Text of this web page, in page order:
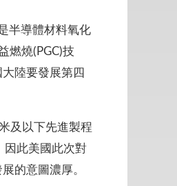
半導體材料氧化
燃燒(PGC)技
陸要發展第四
及以下先進製程
因此美國此次對
的意圖濃厚。